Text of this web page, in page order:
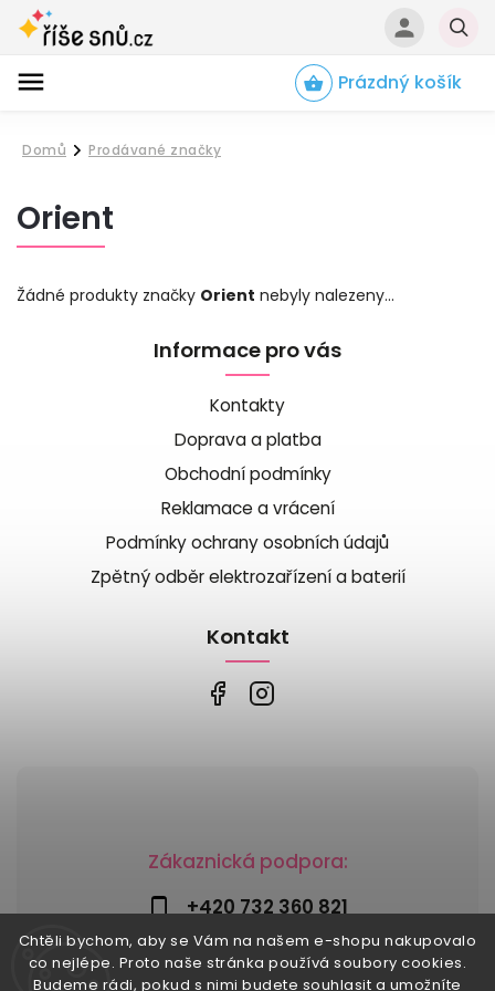
Chtěli bychom, aby se Vám na našem e-shopu nakupovalo
co nejlépe. Proto naše stránka používá soubory cookies.
Budeme rádi, pokud s nimi budete souhlasit a umožníte
Prázdný košík
Domů
/
Prodávané značky
Orient
Žádné produkty značky Orient nebyly nalezeny...
Zákaznická podpora:
+420 732 360 821
info@risesnu.cz
Informace pro vás
Kontakty
Doprava a platba
Obchodní podmínky
Reklamace a vrácení
Podmínky ochrany osobních údajů
Zpětný odběr elektrozařízení a baterií
Kontakt